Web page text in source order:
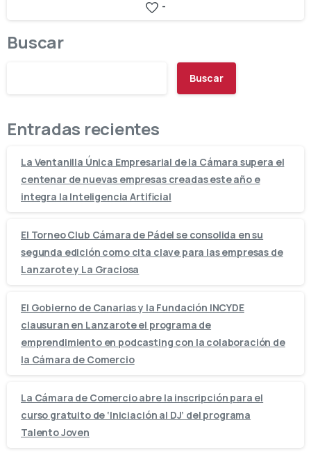
-
Buscar
Buscar
Entradas recientes
La Ventanilla Única Empresarial de la Cámara supera el
centenar de nuevas empresas creadas este año e
integra la Inteligencia Artificial
El Torneo Club Cámara de Pádel se consolida en su
segunda edición como cita clave para las empresas de
Lanzarote y La Graciosa
El Gobierno de Canarias y la Fundación INCYDE
clausuran en Lanzarote el programa de
emprendimiento en podcasting con la colaboración de
la Cámara de Comercio
La Cámara de Comercio abre la inscripción para el
curso gratuito de ‘Iniciación al DJ’ del programa
Talento Joven